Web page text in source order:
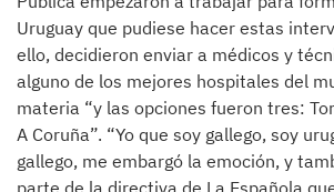
Uruguay que pudiese hacer estas
ello, decidieron enviar a médicos y
alguno de los mejores hospitales del
materia “y las opciones fueron tres:
A Coruña”. “Yo que soy gallego, soy
gallego, me embargó la emoción, y